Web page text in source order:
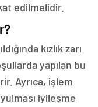
edilmelidir.
kızlık zarı
yapılan bu
Ayrıca, işlem
iyileşme